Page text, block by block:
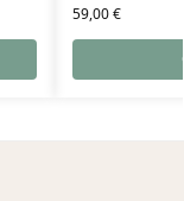
59,00€